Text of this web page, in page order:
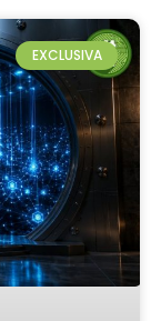
EXCLUSIVA